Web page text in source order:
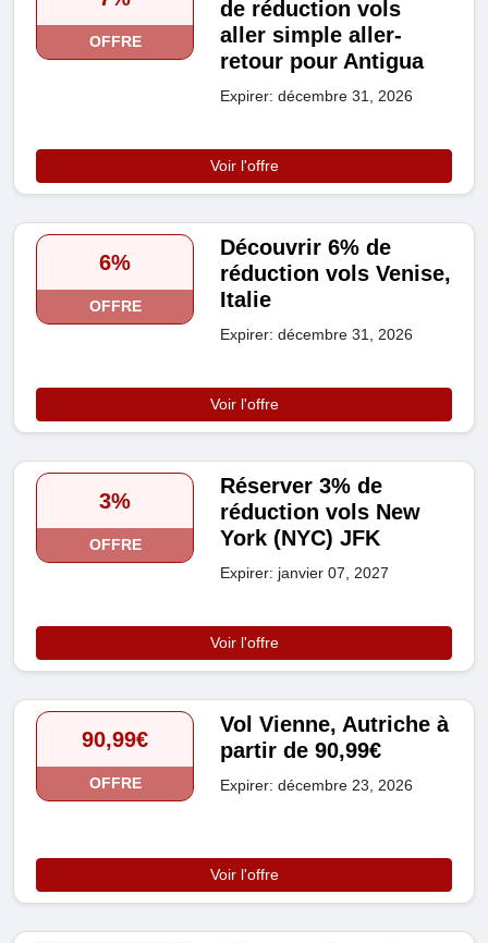
OFFRE
de réduction vols
aller simple aller-
retour pour Antigua
Expirer: décembre 31, 2026
Voir l'offre
6%
OFFRE
Découvrir 6% de
réduction vols Venise,
Italie
Expirer: décembre 31, 2026
Voir l'offre
3%
OFFRE
Réserver 3% de
réduction vols New
York (NYC) JFK
Expirer: janvier 07, 2027
Voir l'offre
90,99€
OFFRE
Vol Vienne, Autriche à
partir de 90,99€
Expirer: décembre 23, 2026
Voir l'offre